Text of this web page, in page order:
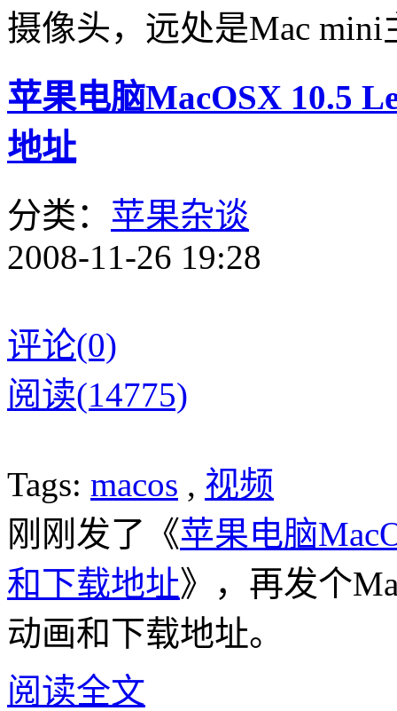
摄像头，远处是Mac mini
苹果电脑MacOSX 10.5
地址
分类： 苹果杂谈
2008-11-26 19:28
评论(0)
阅读(14775)
Tags: macos , 视频
刚刚发了《苹果电脑
和下载地址》，再发个
动画和下载地址。
阅读全文